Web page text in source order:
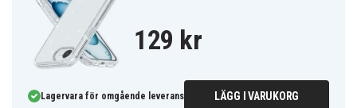
129 kr
Lagervara för omgående leverans LÄGG I VARUKORG